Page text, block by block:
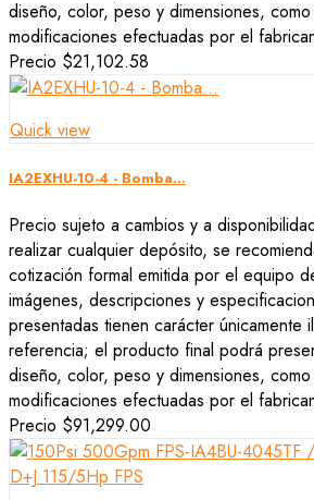
diseño, color, peso y dimensiones,
modificaciones efectuadas por el
Precio $21,102.58
Quick view
IA2EXHU-10-4 - Bomba...
Precio sujeto a cambios y a
realizar cualquier depósito, se
cotización formal emitida por el equipo
imágenes, descripciones y
presentadas tienen carácter únicamente
referencia; el producto final podrá
diseño, color, peso y dimensiones,
modificaciones efectuadas por el
Precio $91,299.00